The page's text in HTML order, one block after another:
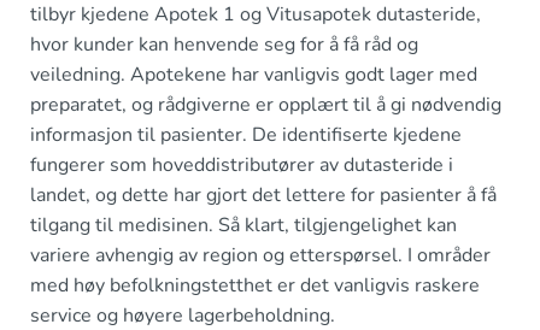
tilbyr kjedene Apotek 1 og Vitusapotek dutasteride,
hvor kunder kan henvende seg for å få råd og
veiledning. Apotekene har vanligvis godt lager med
preparatet, og rådgiverne er opplært til å gi nødvendig
informasjon til pasienter. De identifiserte kjedene
fungerer som hoveddistributører av dutasteride i
landet, og dette har gjort det lettere for pasienter å få
tilgang til medisinen. Så klart, tilgjengelighet kan
variere avhengig av region og etterspørsel. I områder
med høy befolkningstetthet er det vanligvis raskere
service og høyere lagerbeholdning.